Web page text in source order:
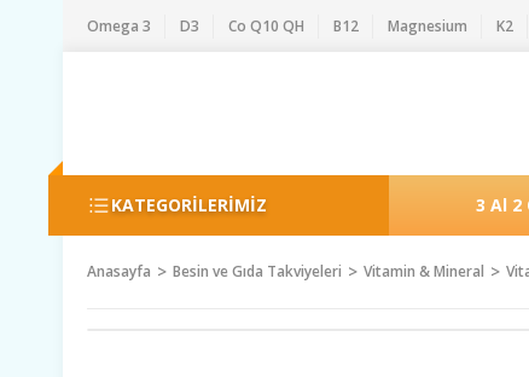
Omega 3 D3 Co Q10 QH B12 Magnesium K2
KATEGORİLERİMİZ 3 Al 2
Anasayfa Besin ve Gıda Takviyeleri Vitamin & Mineral